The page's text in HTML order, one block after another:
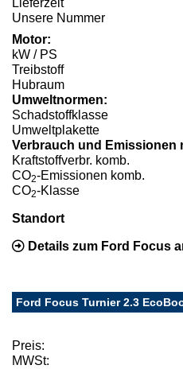
Lieferzeit
Unsere Nummer
Motor:
kW / PS
Treibstoff
Hubraum
Umweltnormen:
Schadstoffklasse
Umweltplakette
Verbrauch und Emissionen
Kraftstoffverbr. komb.
CO2-Emissionen komb.
CO2-Klasse
Standort
Details zum Ford Focus
Ford Focus Turnier 2.3
Preis:
MWSt: